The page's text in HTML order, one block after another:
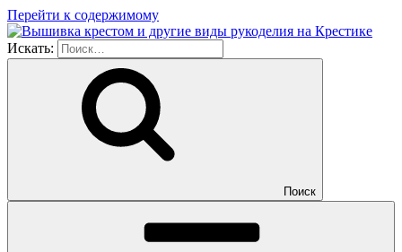
Перейти к содержимому
Искать:
Поиск